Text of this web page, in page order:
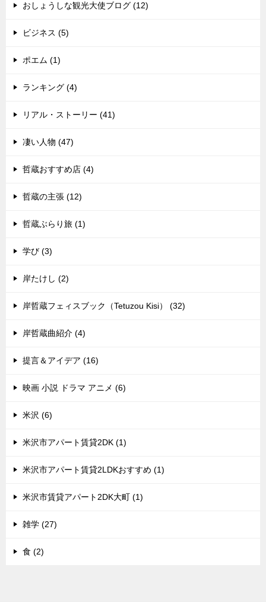
おしょうしな観光大使ブログ (12)
ビジネス (5)
ポエム (1)
ランキング (4)
リアル・ストーリー (41)
凄い人物 (47)
哲蔵おすすめ店 (4)
哲蔵の主張 (12)
哲蔵ぶらり旅 (1)
学び (3)
岸たけし (2)
岸哲蔵フェィスブック（Tetuzou Kisi） (32)
岸哲蔵曲紹介 (4)
提言＆アイデア (16)
映画 小説 ドラマ アニメ (6)
米沢 (6)
米沢市アパート賃貸2DK (1)
米沢市アパート賃貸2LDKおすすめ (1)
米沢市賃貸アパート2DK大町 (1)
雑学 (27)
食 (2)